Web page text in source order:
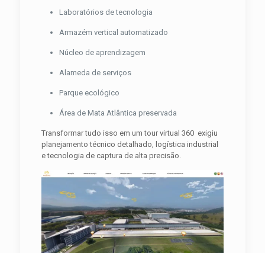
Laboratórios de tecnologia
Armazém vertical automatizado
Núcleo de aprendizagem
Alameda de serviços
Parque ecológico
Área de Mata Atlântica preservada
Transformar tudo isso em um tour virtual 360 exigiu
planejamento técnico detalhado, logística industrial
e tecnologia de captura de alta precisão.